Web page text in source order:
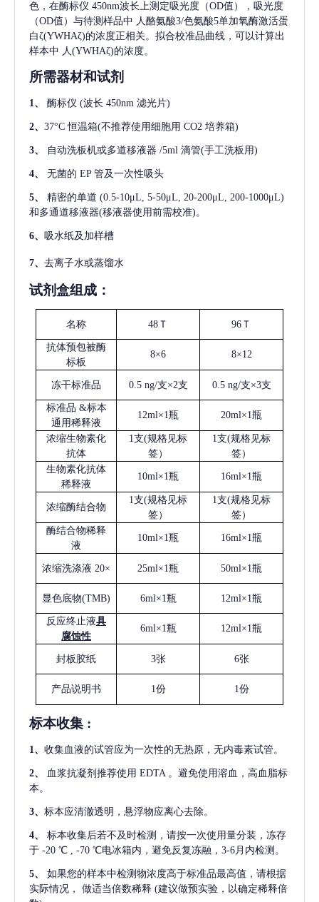
色，在酶标仪 450nm波长上测定吸光度（OD值），吸光度
（OD值）与待测样品中 人酪氨酸3/色氨酸5单加氧酶激活蛋
白ζ(YWHAζ)的浓度正相关。拟合校准品曲线，可以计算出
样本中 人(YWHAζ)的浓度。
所需器材和试剂
1、 酶标仪 (波长 450nm 滤光片)
2、 37°C 恒温箱(不推荐使用细胞用 CO2 培养箱)
3、 自动洗板机或多道移液器 /5ml 滴管(手工洗板用)
4、 无菌的 EP 管及一次性吸头
5、 精密的单道 (0.5-10μL, 5-50μL, 20-200μL, 200-1000μL)
和多通道移液器(移液器使用前需校准)。
6、 吸水纸及加样槽
7、 去离子水或蒸馏水
试剂盒组成：
名称 48Ｔ 96Ｔ
抗体预包被酶
标板
8×6 8×12
冻干标准品 0.5 ng/支×2支 0.5 ng/支×3支
标准品 &标本
通用稀释液
12ml×1瓶 20ml×1瓶
浓缩生物素化
抗体
1支(规格见标
签）
1支(规格见标
签）
生物素化抗体
稀释液
10ml×1瓶 16ml×1瓶
浓缩酶结合物
1支(规格见标
签）
1支(规格见标
签）
酶结合物稀释
液
10ml×1瓶 16ml×1瓶
浓缩洗涤液 20× 25ml×1瓶 50ml×1瓶
显色底物(TMB) 6ml×1瓶 12ml×1瓶
反应终止液具
腐蚀性
6ml×1瓶 12ml×1瓶
封板胶纸 3张 6张
产品说明书 1份 1份
标本收集 :
1、 收集血液的试管应为一次性的无热原，无内毒素试管。
2、 血浆抗凝剂推荐使用 EDTA 。避免使用溶血，高血脂标
本。
3、 标本应清澈透明，悬浮物应离心去除。
4、
标本收集后若不及时检测，请按一次使用量分装，冻存
于 -20 ℃ , -70 ℃电冰箱内，避免反复冻融，3-6月内检测。
5、
如果您的样本中检测物浓度高于标准品最高值，请根据
实际情况，
做适当倍数稀释 (建议做预实验，以确定稀释倍